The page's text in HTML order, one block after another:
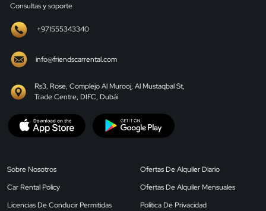
Consultas y soporte
+971555343340
info@friendscarrental.com
Rs3, Rose, Complejo Al Murooj, Al Mustaqbal St,
Trade Centre, DIFC, Dubái
Sobre Nosotros
Car Rental Policy
Licencias De Conducir Permitidas
Ofertas De Alquiler Diario
Ofertas De Alquiler Mensuales
Política De Privacidad